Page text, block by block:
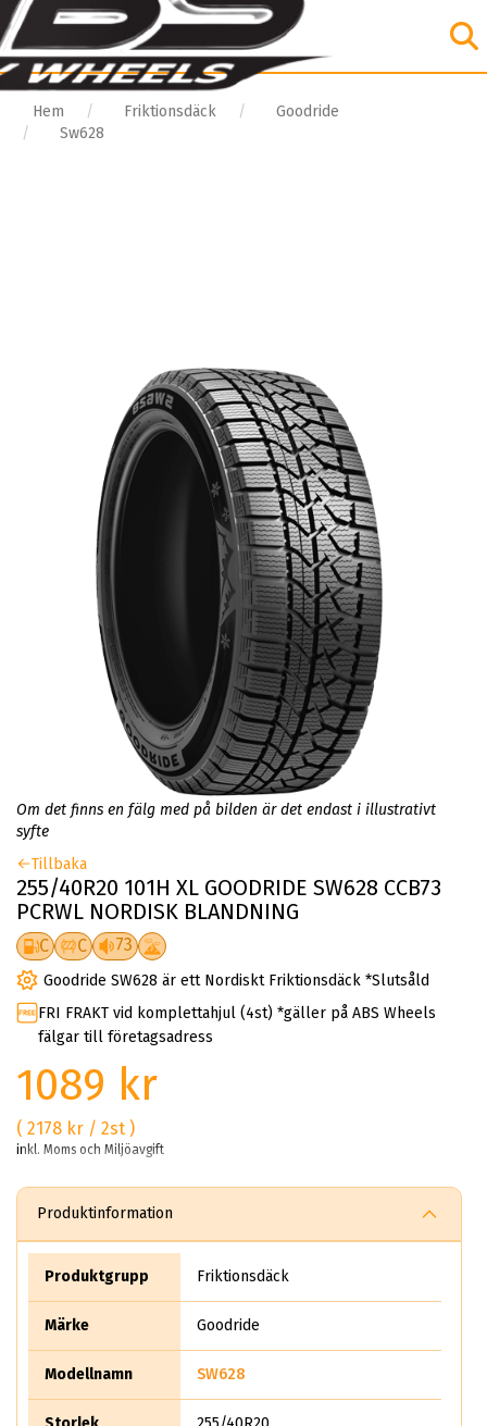
Hem Friktionsdäck
Goodride
Sw628
Om det finns en fälg med på bilden är det endast i illustrativt
syfte
Tillbaka
255/40R20 101H XL GOODRIDE SW628 CCB73
PCRWL NORDISK BLANDNING
C C 73
Goodride SW628 är ett Nordiskt Friktionsdäck *Slutsåld
FRI FRAKT vid komplettahjul (4st) *gäller på ABS Wheels
fälgar till företagsadress
1089 kr
( 2178 kr / 2st )
inkl. Moms och Miljöavgift
Produktinformation
Produktgrupp Friktionsdäck
Märke Goodride
Modellnamn SW628